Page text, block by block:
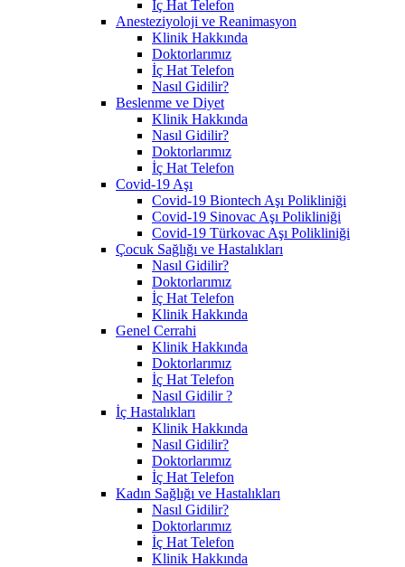
İç Hat Telefon
Anesteziyoloji ve Reanimasyon
Klinik Hakkında
Doktorlarımız
İç Hat Telefon
Nasıl Gidilir?
Beslenme ve Diyet
Klinik Hakkında
Nasıl Gidilir?
Doktorlarımız
İç Hat Telefon
Covid-19 Aşı
Covid-19 Biontech Aşı Polikliniği
Covid-19 Sinovac Aşı Polikliniği
Covid-19 Türkovac Aşı Polikliniği
Çocuk Sağlığı ve Hastalıkları
Nasıl Gidilir?
Doktorlarımız
İç Hat Telefon
Klinik Hakkında
Genel Cerrahi
Klinik Hakkında
Doktorlarımız
İç Hat Telefon
Nasıl Gidilir ?
İç Hastalıkları
Klinik Hakkında
Nasıl Gidilir?
Doktorlarımız
İç Hat Telefon
Kadın Sağlığı ve Hastalıkları
Nasıl Gidilir?
Doktorlarımız
İç Hat Telefon
Klinik Hakkında